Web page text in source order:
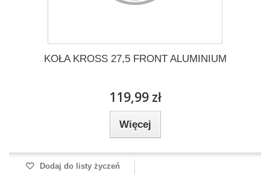
KOŁA KROSS 27,5 FRONT ALUMINIUM
119,99 zł
Więcej
Dodaj do listy życzeń